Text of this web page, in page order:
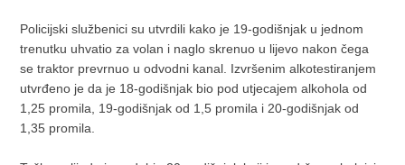
Policijski službenici su utvrdili kako je 19-godišnjak u jednom
trenutku uhvatio za volan i naglo skrenuo u lijevo nakon čega
se traktor prevrnuo u odvodni kanal. Izvršenim alkotestiranjem
utvrđeno je da je 18-godišnjak bio pod utjecajem alkohola od
1,25 promila, 19-godišnjak od 1,5 promila i 20-godišnjak od
1,35 promila.